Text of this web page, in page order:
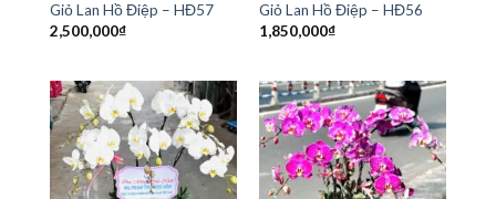
Giỏ Lan Hồ Điệp – HĐ57
2,500,000₫
Giỏ Lan Hồ Điệp – HĐ56
1,850,000₫